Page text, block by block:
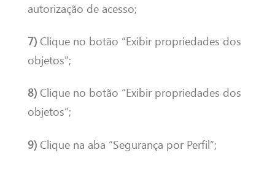
autorização de acesso;
7)Clique no botão “Exibir propriedades dos
objetos”;
8)Clique no botão “Exibir propriedades dos
objetos”;
9)Clique na aba “Segurança por Perfil”;